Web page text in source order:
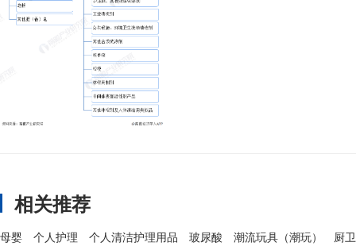
相关推荐
母婴 个人护理 个人清洁护理用品 玻尿酸 潮流玩具（潮玩）
厨